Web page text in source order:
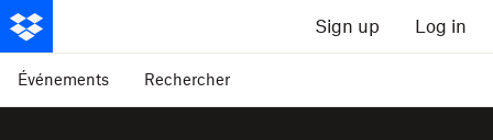
Sign up Log in
Événements Rechercher